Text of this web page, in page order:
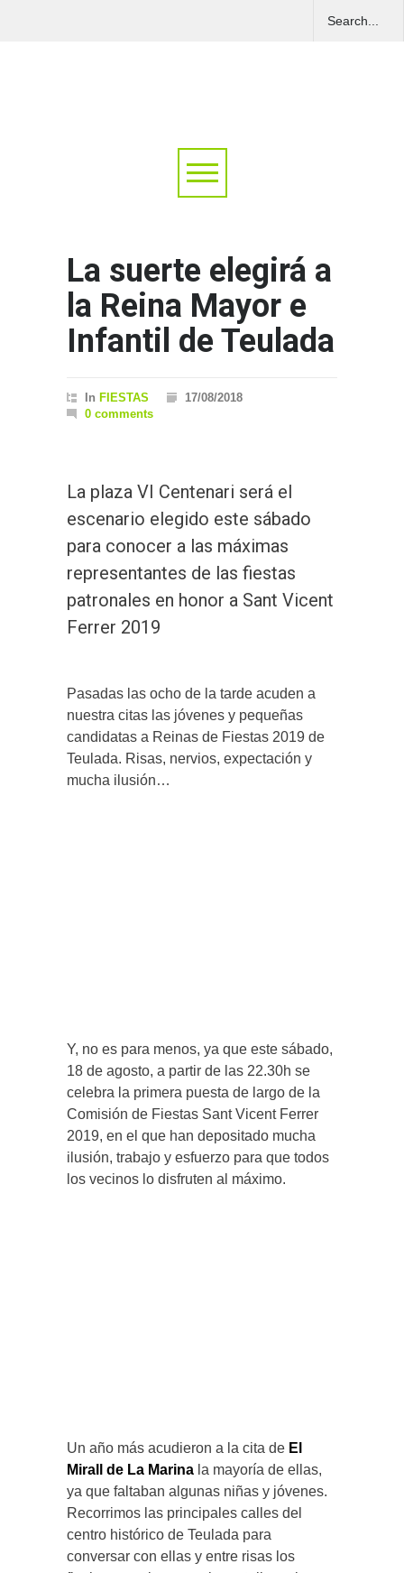
La suerte elegirá a
la Reina Mayor e
Infantil de Teulada
In FIESTAS
17/08/2018
0 comments
La plaza VI Centenari será el
escenario elegido este sábado
para conocer a las máximas
representantes de las fiestas
patronales en honor a Sant Vicent
Ferrer 2019
Pasadas las ocho de la tarde acuden a
nuestra citas las jóvenes y pequeñas
candidatas a Reinas de Fiestas 2019 de
Teulada. Risas, nervios, expectación y
mucha ilusión…
Y, no es para menos, ya que este sábado,
18 de agosto, a partir de las 22.30h se
celebra la primera puesta de largo de la
Comisión de Fiestas Sant Vicent Ferrer
2019, en el que han depositado mucha
ilusión, trabajo y esfuerzo para que todos
los vecinos lo disfruten al máximo.
Un año más acudieron a la cita de El
Mirall de La Marina la mayoría de ellas,
ya que faltaban algunas niñas y jóvenes.
Recorrimos las principales calles del
centro histórico de Teulada para
conversar con ellas y entre risas los